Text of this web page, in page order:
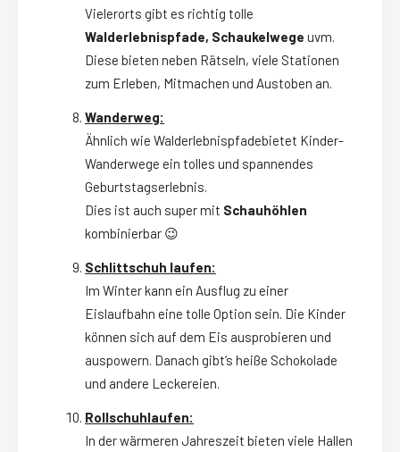
Vielerorts gibt es richtig tolle
Walderlebnispfade, Schaukelwege uvm.
Diese bieten neben Rätseln, viele Stationen
zum Erleben, Mitmachen und Austoben an.
Wanderweg:
Ähnlich wie Walderlebnispfadebietet Kinder-
Wanderwege ein tolles und spannendes
Geburtstagserlebnis.
Dies ist auch super mit Schauhöhlen
kombinierbar 😉
Schlittschuh laufen:
Im Winter kann ein Ausflug zu einer
Eislaufbahn eine tolle Option sein. Die Kinder
können sich auf dem Eis ausprobieren und
auspowern. Danach gibt’s heiße Schokolade
und andere Leckereien.
Rollschuhlaufen:
In der wärmeren Jahreszeit bieten viele Hallen